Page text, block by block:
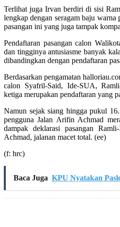
Terlihat juga Irvan berdiri di sisi
lengkap dengan seragam baju warna
pasangan ini yang juga tampak
Pendaftaran pasangan calon
dan tingginya antusiasme banyak
dibandingkan dengan pendaftaran
Berdasarkan pengamatan
calon Syafril-Said, Ide-SUA,
ketiga merupakan pendaftaran yang
Namun sejak siang hingga pukul
pengguna Jalan Arifin Achmad
dampak deklarasi pasangan
Achmad, jalanan macet total. (ee)
(f: hrc)
Baca Juga KPU Nyatakan